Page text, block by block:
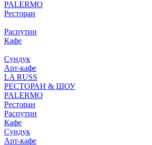
PALERMO
Ресторан
Распутин
Кафе
Сундук
Арт-кафе
LA RUSS
РЕСТОРАН & ШОУ
PALERMO
Ресторан
Распутин
Кафе
Сундук
Арт-кафе